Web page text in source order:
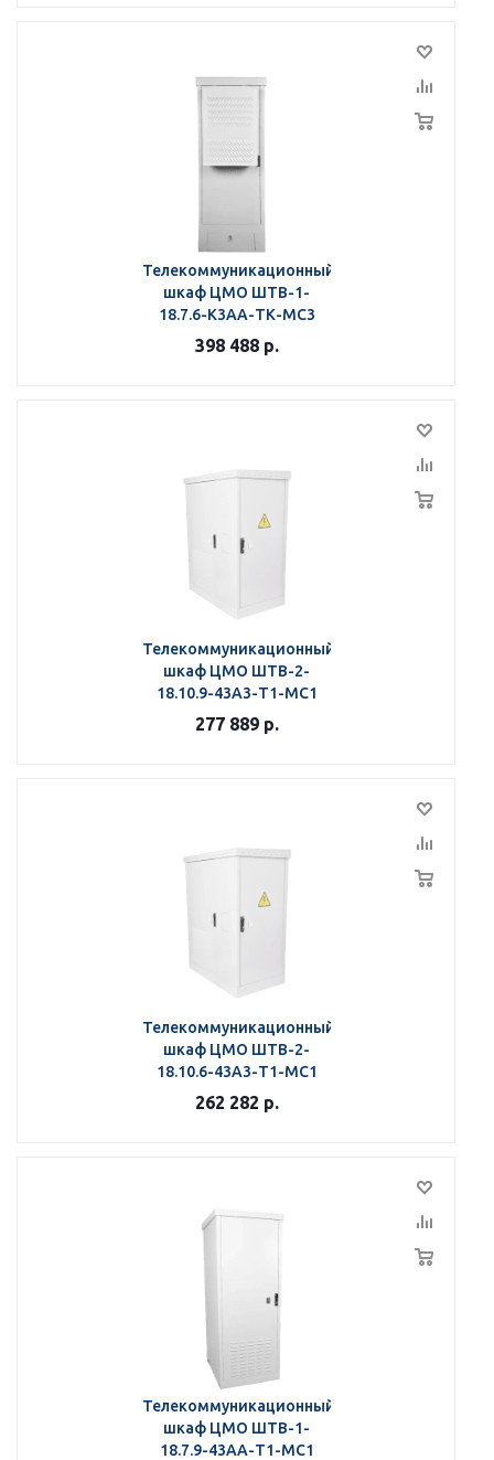
Телекоммуникационный
шкаф ЦМО ШТВ-1-
18.7.6-К3АА-ТК-МС3
398 488р.
Телекоммуникационный
шкаф ЦМО ШТВ-2-
18.10.9-43А3-Т1-МС1
277 889р.
Телекоммуникационный
шкаф ЦМО ШТВ-2-
18.10.6-43А3-Т1-МС1
262 282 р.
Телекоммуникационный
шкаф ЦМО ШТВ-1-
18.7.9-43АА-Т1-МС1